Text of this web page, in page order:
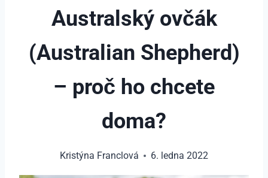
Australský ovčák
(Australian Shepherd)
– proč ho chcete
doma?
Kristýna Franclová 6. ledna 2022